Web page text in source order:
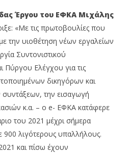
Έργου του ΕΦΚΑ Μιχάλης
«Με τις πρωτοβουλίες που
την υιοθέτηση νέων εργαλείων
Συντονιστικού
Πύργου Ελέγχου για τις
δικηγόρων και
την εισαγωγή
κ.α. – ο e- ΕΦΚΑ κατάφερε
του 2021 μέχρι σήμερα
900 λιγότερους υπαλλήλους.
και πίσω έχουν